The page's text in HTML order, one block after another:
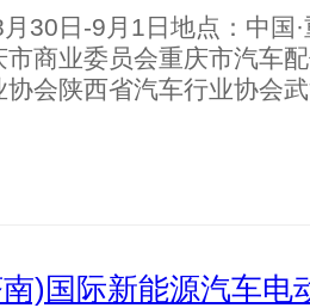
30日-9月1日地点：中国
市商业委员会重庆市汽车
会陕西省汽车行业协会
)国际新能源汽车电